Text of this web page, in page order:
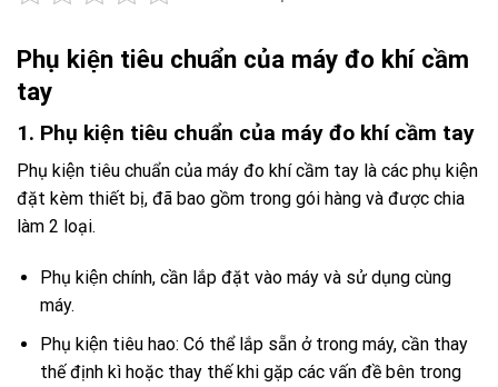
Phụ kiện tiêu chuẩn của máy đo khí cầm
tay
1. Phụ kiện tiêu chuẩn của máy đo khí cầm tay
Phụ kiện tiêu chuẩn của máy đo khí cầm tay là các phụ kiện
đặt kèm thiết bị, đã bao gồm trong gói hàng và được chia
làm 2 loại.
Phụ kiện chính, cần lắp đặt vào máy và sử dụng cùng
máy.
Phụ kiện tiêu hao: Có thể lắp sẵn ở trong máy, cần thay
thế định kì hoặc thay thế khi gặp các vấn đề bên trong